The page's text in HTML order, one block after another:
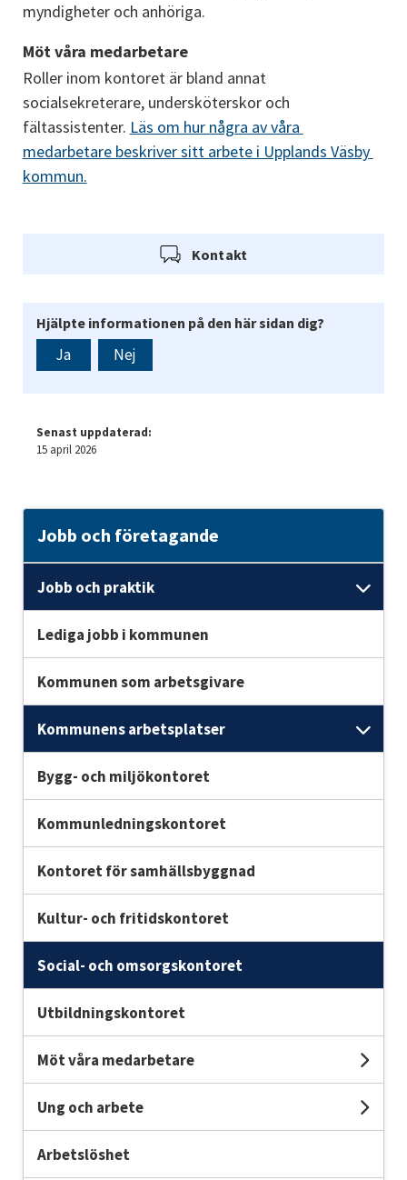
myndigheter och anhöriga.
Möt våra medarbetare
Roller inom kontoret är bland annat
socialsekreterare, undersköterskor och
fältassistenter. Läs om hur några av våra
medarbetare beskriver sitt arbete i Upplands Väsby
kommun.
Kontakt
Hjälpte informationen på den här sidan dig?
Ja Nej
Senast uppdaterad:
15 april 2026
Jobb och företagande
Jobb och praktik
Lediga jobb i kommunen
Kommunen som arbetsgivare
Kommunens arbetsplatser
Bygg- och miljökontoret
Kommunledningskontoret
Kontoret för samhällsbyggnad
Kultur- och fritidskontoret
Social- och omsorgskontoret
Utbildningskontoret
Möt våra medarbetare
Ung och arbete
Arbetslöshet